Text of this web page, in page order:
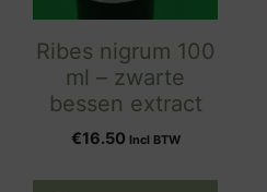
Ribes nigrum 100
ml – zwarte
bessen extract
€16.50 Incl BTW